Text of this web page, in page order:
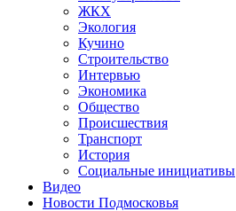
ЖКХ
Экология
Кучино
Строительство
Интервью
Экономика
Общество
Происшествия
Транспорт
История
Социальные инициативы
Видео
Новости Подмосковья